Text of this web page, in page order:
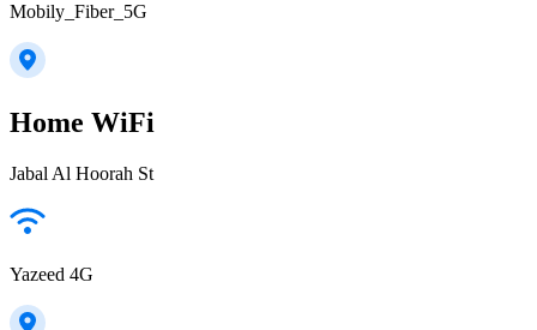
Mobily_Fiber_5G
Home WiFi
Jabal Al Hoorah St
Yazeed 4G